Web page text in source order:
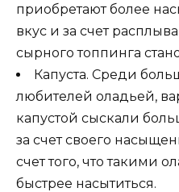
приобретают более
вкус и за счет
сырного топпинга
Капуста. Среди
любителей оладьей,
капустой сыскали
за счет своего
счет того, что такими
быстрее насытиться.